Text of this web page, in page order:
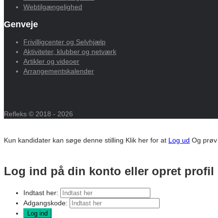
Webtilgængelighed
Genveje
Frivilligcenter og Selvhjælp
Aktiviteter, klubber og netværk
Artikler og videoer
Arrangementskalender
Refleks © 2018 - 2026
Kun kandidater kan søge denne stilling Klik her for at Log ud Og
Log ind på din konto eller opret profil
Indtast her:
Adgangskode: